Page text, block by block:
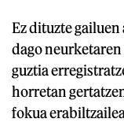
Ez dituzte
dago
guztia
horretan
fokua